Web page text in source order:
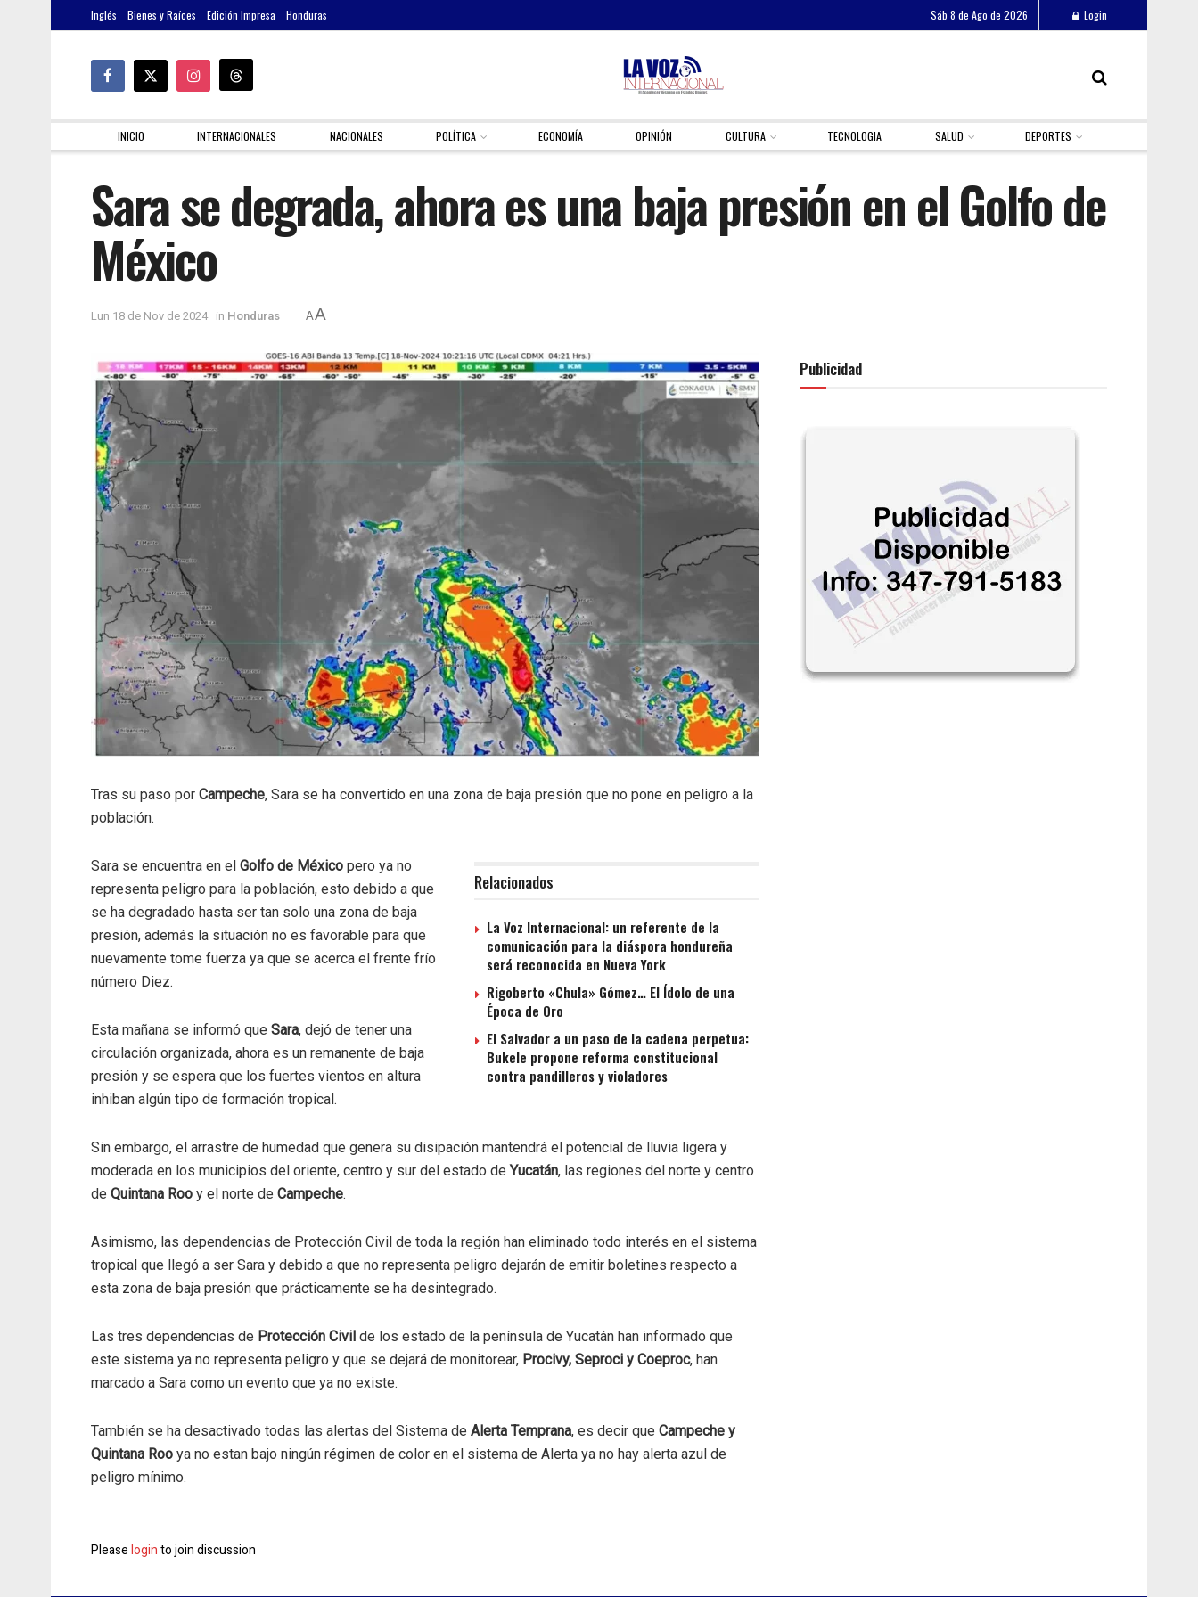
Inglés Bienes y Raíces Edición Impresa Honduras Sáb 8 de Ago de 2026 Login
INICIO INTERNACIONALES NACIONALES POLÍTICA ECONOMÍA OPINIÓN CULTURA TECNOLOGIA SALUD DEPORTES
Sara se degrada, ahora es una baja presión en el Golfo de
México
Lun 18 de Nov de 2024 in Honduras AA
Tras su paso por Campeche, Sara se ha convertido en una zona de baja presión que no pone en peligro a la
población.
Relacionados
La Voz Internacional: un referente de la
comunicación para la diáspora hondureña
será reconocida en Nueva York
Rigoberto «Chula» Gómez… El Ídolo de una
Época de Oro
El Salvador a un paso de la cadena perpetua:
Bukele propone reforma constitucional
contra pandilleros y violadores
Sara se encuentra en el Golfo de México pero ya no
representa peligro para la población, esto debido a que
se ha degradado hasta ser tan solo una zona de baja
presión, además la situación no es favorable para que
nuevamente tome fuerza ya que se acerca el frente frío
número Diez.
Esta mañana se informó que Sara, dejó de tener una
circulación organizada, ahora es un remanente de baja
presión y se espera que los fuertes vientos en altura
inhiban algún tipo de formación tropical.
Sin embargo, el arrastre de humedad que genera su disipación mantendrá el potencial de lluvia ligera y
moderada en los municipios del oriente, centro y sur del estado de Yucatán, las regiones del norte y centro
de Quintana Roo y el norte de Campeche.
Asimismo, las dependencias de Protección Civil de toda la región han eliminado todo interés en el sistema
tropical que llegó a ser Sara y debido a que no representa peligro dejarán de emitir boletines respecto a
esta zona de baja presión que prácticamente se ha desintegrado.
Las tres dependencias de Protección Civil de los estado de la península de Yucatán han informado que
este sistema ya no representa peligro y que se dejará de monitorear, Procivy, Seproci y Coeproc, han
marcado a Sara como un evento que ya no existe.
También se ha desactivado todas las alertas del Sistema de Alerta Temprana, es decir que Campeche y
Quintana Roo ya no estan bajo ningún régimen de color en el sistema de Alerta ya no hay alerta azul de
peligro mínimo.
Pleaseloginto join discussion
Publicidad